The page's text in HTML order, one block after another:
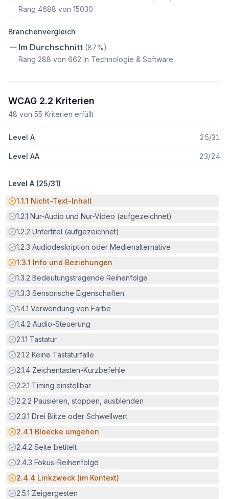
Rang 4688 von 15030
Branchenvergleich
Im Durchschnitt (87%)
Rang 288 von 662 in Technologie & Software
WCAG 2.2 Kriterien
48 von 55 Kriterien erfüllt
Level A 25/31
Level AA 23/24
Level A (25/31)
Potenzielle Barriere:
1.1.1 Nicht-Text-Inhalt
Erfüllt:
1.2.1 Nur-Audio und Nur-Video (aufgezeichnet)
Erfüllt:
1.2.2 Untertitel (aufgezeichnet)
Erfüllt:
1.2.3 Audiodeskription oder Medienalternative
Potenzielle Barriere:
1.3.1 Info und Beziehungen
Erfüllt:
1.3.2 Bedeutungstragende Reihenfolge
Erfüllt:
1.3.3 Sensorische Eigenschaften
Erfüllt:
1.4.1 Verwendung von Farbe
Erfüllt:
1.4.2 Audio-Steuerung
Erfüllt:
2.1.1 Tastatur
Erfüllt:
2.1.2 Keine Tastaturfalle
Erfüllt:
2.1.4 Zeichentasten-Kurzbefehle
Erfüllt:
2.2.1 Timing einstellbar
Erfüllt:
2.2.2 Pausieren, stoppen, ausblenden
Erfüllt:
2.3.1 Drei Blitze oder Schwellwert
Potenzielle Barriere:
2.4.1 Bloecke umgehen
Erfüllt:
2.4.2 Seite betitelt
Erfüllt:
2.4.3 Fokus-Reihenfolge
Potenzielle Barriere:
2.4.4 Linkzweck (im Kontext)
Erfüllt:
2.5.1 Zeigergesten